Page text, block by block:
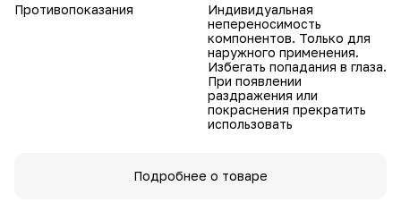
Противопоказания
Индивидуальная
непереносимость
компонентов. Только для
наружного применения.
Избегать попадания в глаза.
При появлении
раздражения или
покраснения прекратить
использовать
Подробнее о товаре